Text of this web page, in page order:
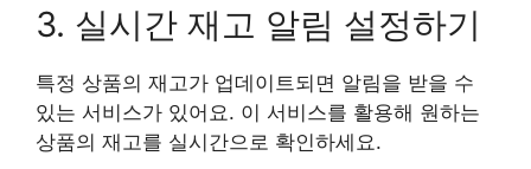
3. 실시간 재고 알림 설정하기
특정 상품의 재고가 업데이트되면 알림을 받을 수
있는 서비스가 있어요. 이 서비스를 활용해 원하는
상품의 재고를 실시간으로 확인하세요.